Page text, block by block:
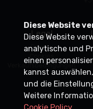
Legal
Privacy
Cookies
Verkaufsbedingungen
Diese Website
Diese Website
analytische und
einen
kannst
und die
Weitere